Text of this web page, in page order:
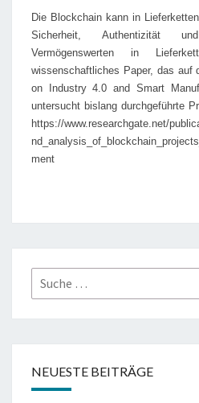
Die Blockchain kann in
Sicherheit, Authentizität
Vermögenswerten in
wissenschaftliches Paper, das auf
on Industry 4.0 and Smart
untersucht bislang durchgeführte
https://www.researchgate.net/
ment
Suche
nach:
NEUESTE BEITRÄGE